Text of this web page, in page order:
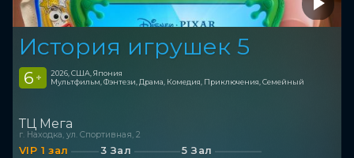
История игрушек 5
6 +
2026, США, Япония
Мультфильм, Фэнтези, Драма, Комедия, Приключения, Семейный
ТЦ Мега
г. Находка, ул. Спортивная, 2
VIP 1 зал 3 Зал 5 Зал